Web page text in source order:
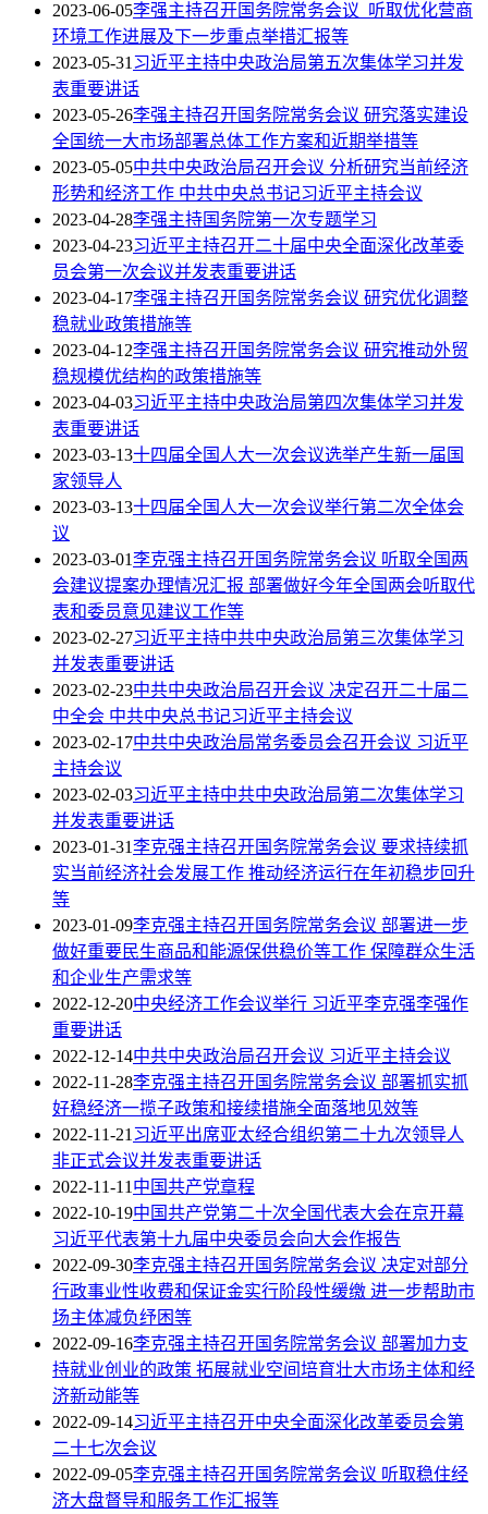
2023-06-05李强主持召开国务院常务会议 听取优化营商
环境工作进展及下一步重点举措汇报等
2023-05-31习近平主持中央政治局第五次集体学习并发
表重要讲话
2023-05-26李强主持召开国务院常务会议 研究落实建设
全国统一大市场部署总体工作方案和近期举措等
2023-05-05中共中央政治局召开会议 分析研究当前经济
形势和经济工作 中共中央总书记习近平主持会议
2023-04-28李强主持国务院第一次专题学习
2023-04-23习近平主持召开二十届中央全面深化改革委
员会第一次会议并发表重要讲话
2023-04-17李强主持召开国务院常务会议 研究优化调整
稳就业政策措施等
2023-04-12李强主持召开国务院常务会议 研究推动外贸
稳规模优结构的政策措施等
2023-04-03习近平主持中央政治局第四次集体学习并发
表重要讲话
2023-03-13十四届全国人大一次会议选举产生新一届国
家领导人
2023-03-13十四届全国人大一次会议举行第二次全体会
议
2023-03-01李克强主持召开国务院常务会议 听取全国两
会建议提案办理情况汇报 部署做好今年全国两会听取代
表和委员意见建议工作等
2023-02-27习近平主持中共中央政治局第三次集体学习
并发表重要讲话
2023-02-23中共中央政治局召开会议 决定召开二十届二
中全会 中共中央总书记习近平主持会议
2023-02-17中共中央政治局常务委员会召开会议 习近平
主持会议
2023-02-03习近平主持中共中央政治局第二次集体学习
并发表重要讲话
2023-01-31李克强主持召开国务院常务会议 要求持续抓
实当前经济社会发展工作 推动经济运行在年初稳步回升
等
2023-01-09李克强主持召开国务院常务会议 部署进一步
做好重要民生商品和能源保供稳价等工作 保障群众生活
和企业生产需求等
2022-12-20中央经济工作会议举行 习近平李克强李强作
重要讲话
2022-12-14中共中央政治局召开会议 习近平主持会议
2022-11-28李克强主持召开国务院常务会议 部署抓实抓
好稳经济一揽子政策和接续措施全面落地见效等
2022-11-21习近平出席亚太经合组织第二十九次领导人
非正式会议并发表重要讲话
2022-11-11中国共产党章程
2022-10-19中国共产党第二十次全国代表大会在京开幕
习近平代表第十九届中央委员会向大会作报告
2022-09-30李克强主持召开国务院常务会议 决定对部分
行政事业性收费和保证金实行阶段性缓缴 进一步帮助市
场主体减负纾困等
2022-09-16李克强主持召开国务院常务会议 部署加力支
持就业创业的政策 拓展就业空间培育壮大市场主体和经
济新动能等
2022-09-14习近平主持召开中央全面深化改革委员会第
二十七次会议
2022-09-05李克强主持召开国务院常务会议 听取稳住经
济大盘督导和服务工作汇报等